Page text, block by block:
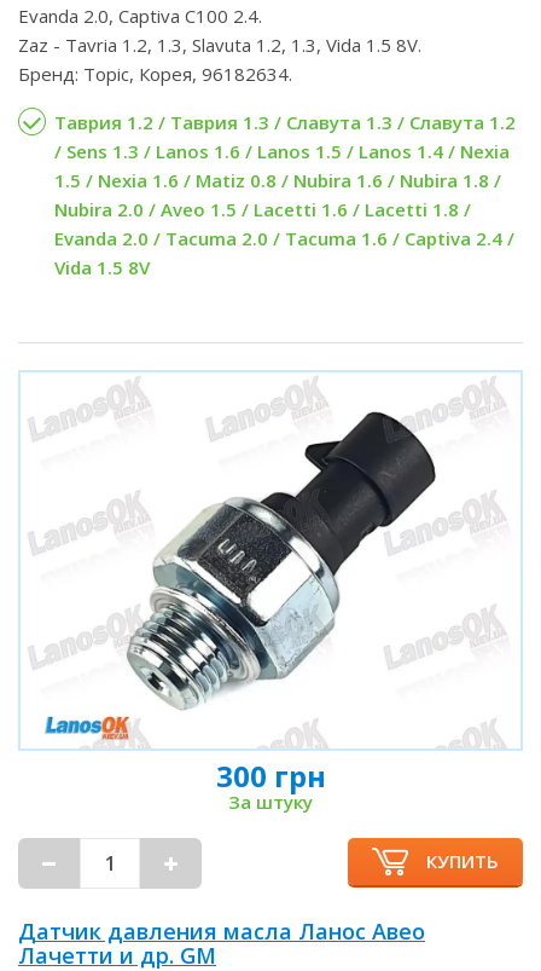
Evanda 2.0, Captiva C100 2.4.
Zaz - Tavria 1.2, 1.3, Slavuta 1.2, 1.3, Vida 1.5 8V.
Бренд: Topic, Корея, 96182634.
Таврия 1.2 / Таврия 1.3 / Славута 1.3 / Славута 1.2
/ Sens 1.3 / Lanos 1.6 / Lanos 1.5 / Lanos 1.4 / Nexia
1.5 / Nexia 1.6 / Matiz 0.8 / Nubira 1.6 / Nubira 1.8 /
Nubira 2.0 / Aveo 1.5 / Lacetti 1.6 / Lacetti 1.8 /
Evanda 2.0 / Tacuma 2.0 / Tacuma 1.6 / Captiva 2.4 /
Vida 1.5 8V
300 грн
За штуку
КУПИТЬ
Датчик давления масла Ланос Авео
Лачетти и др. GM